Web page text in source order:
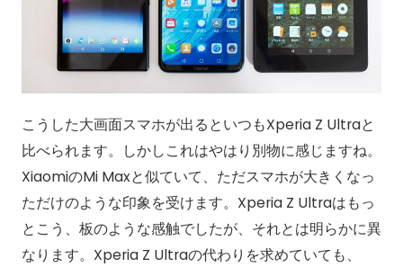
こうした大画面スマホが出るといつもXperia Z Ultraと
比べられます。しかしこれはやはり別物に感じますね。
XiaomiのMi Maxと似ていて、ただスマホが大きくなっ
ただけのような印象を受けます。Xperia Z Ultraはもっ
とこう、板のような感触でしたが、それとは明らかに異
なります。Xperia Z Ultraの代わりを求めていても、